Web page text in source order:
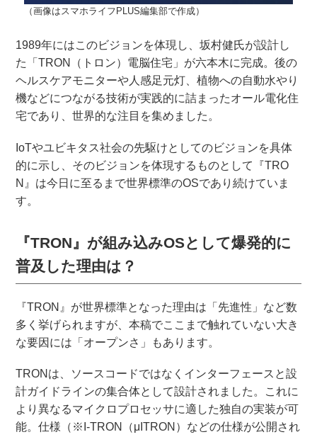
（画像はスマホライフPLUS編集部で作成）
1989年にはこのビジョンを体現し、坂村健氏が設計し
た「TRON（トロン）電脳住宅」が六本木に完成。後の
ヘルスケアモニターや人感足元灯、植物への自動水やり
機などにつながる技術が実践的に詰まったオール電化住
宅であり、世界的な注目を集めました。
IoTやユビキタス社会の先駆けとしてのビジョンを具体
的に示し、そのビジョンを体現するものとして『TRO
N』は今日に至るまで世界標準のOSであり続けていま
す。
『TRON』が組み込みOSとして爆発的に
普及した理由は？
『TRON』が世界標準となった理由は「先進性」など数
多く挙げられますが、本稿でここまで触れていない大き
な要因には「オープンさ」もあります。
TRONは、ソースコードではなくインターフェースと設
計ガイドラインの集合体として設計されました。これに
より異なるマイクロプロセッサに適した独自の実装が可
能。仕様（※I-TRON（μITRON）などの仕様が公開され